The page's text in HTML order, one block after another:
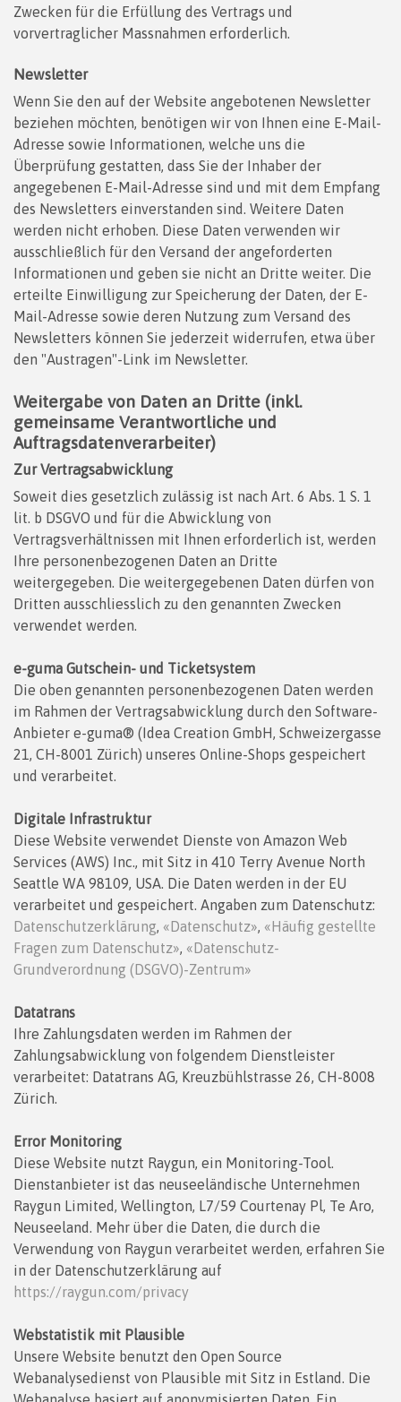
Zwecken für die Erfüllung des Vertrags und
vorvertraglicher Massnahmen erforderlich.
Newsletter
Wenn Sie den auf der Website angebotenen Newsletter
beziehen möchten, benötigen wir von Ihnen eine E-Mail-
Adresse sowie Informationen, welche uns die
Überprüfung gestatten, dass Sie der Inhaber der
angegebenen E-Mail-Adresse sind und mit dem Empfang
des Newsletters einverstanden sind. Weitere Daten
werden nicht erhoben. Diese Daten verwenden wir
ausschließlich für den Versand der angeforderten
Informationen und geben sie nicht an Dritte weiter. Die
erteilte Einwilligung zur Speicherung der Daten, der E-
Mail-Adresse sowie deren Nutzung zum Versand des
Newsletters können Sie jederzeit widerrufen, etwa über
den "Austragen"-Link im Newsletter.
Weitergabe von Daten an Dritte (inkl.
gemeinsame Verantwortliche und
Auftragsdatenverarbeiter)
Zur Vertragsabwicklung
Soweit dies gesetzlich zulässig ist nach Art. 6 Abs. 1 S. 1
lit. b DSGVO und für die Abwicklung von
Vertragsverhältnissen mit Ihnen erforderlich ist, werden
Ihre personenbezogenen Daten an Dritte
weitergegeben. Die weitergegebenen Daten dürfen von
Dritten ausschliesslich zu den genannten Zwecken
verwendet werden.
e-guma Gutschein- und Ticketsystem
Die oben genannten personenbezogenen Daten werden
im Rahmen der Vertragsabwicklung durch den Software-
Anbieter e-guma® (Idea Creation GmbH, Schweizergasse
21, CH-8001 Zürich) unseres Online-Shops gespeichert
und verarbeitet.
Digitale Infrastruktur
Diese Website verwendet Dienste von Amazon Web
Services (AWS) Inc., mit Sitz in 410 Terry Avenue North
Seattle WA 98109, USA. Die Daten werden in der EU
verarbeitet und gespeichert. Angaben zum Datenschutz:
Datenschutzerklärung, «Datenschutz», «Häufig gestellte
Fragen zum Datenschutz», «Datenschutz-
Grundverordnung (DSGVO)-Zentrum»
Datatrans
Ihre Zahlungsdaten werden im Rahmen der
Zahlungsabwicklung von folgendem Dienstleister
verarbeitet: Datatrans AG, Kreuzbühlstrasse 26, CH-8008
Zürich.
Error Monitoring
Diese Website nutzt Raygun, ein Monitoring-Tool.
Dienstanbieter ist das neuseeländische Unternehmen
Raygun Limited, Wellington, L7/59 Courtenay Pl, Te Aro,
Neuseeland. Mehr über die Daten, die durch die
Verwendung von Raygun verarbeitet werden, erfahren Sie
in der Datenschutzerklärung auf
https://raygun.com/privacy
Webstatistik mit Plausible
Unsere Website benutzt den Open Source
Webanalysedienst von Plausible mit Sitz in Estland. Die